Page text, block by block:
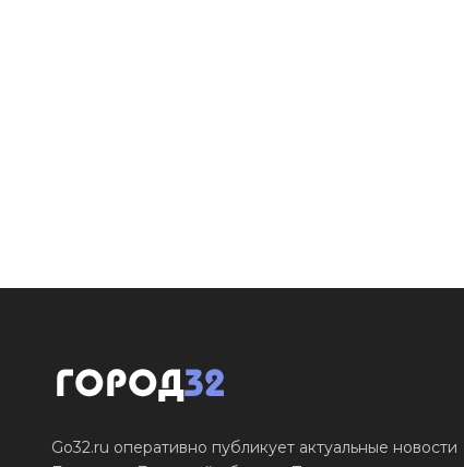
Go32.ru оперативно публикует актуальные новости